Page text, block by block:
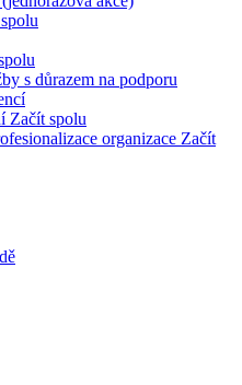
s důrazem na podporu
Začít spolu
organizace Začít